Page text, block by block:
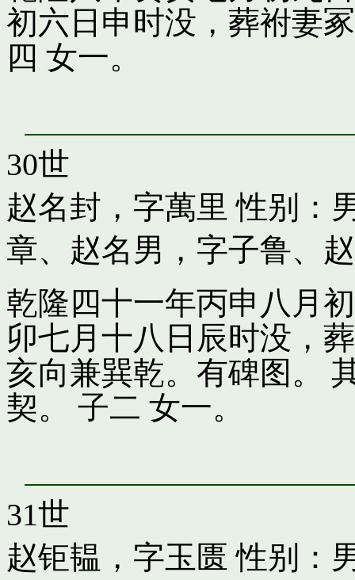
初六日申时没，葬袝妻
四 女一。
30世
赵名封，字萬里 性别：
章、 赵名男，字子鲁、
乾隆四十一年丙申八月
卯七月十八日辰时没，
亥向兼巽乾。有碑图。
契。 子二 女一。
31世
赵钜韫，字玉匮 性别：